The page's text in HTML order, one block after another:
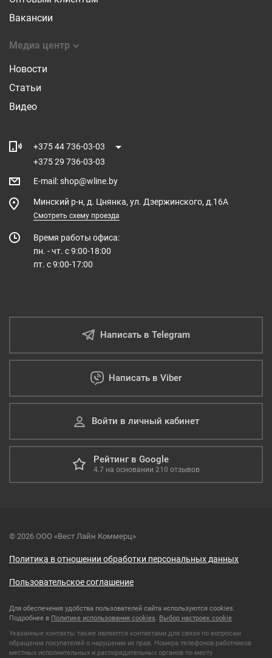
Вакансии
Медиа центр
Новости
Статьи
Видео
+375 44 736-03-03
+375 29 736-03-03
E-mail :shop@wline.by
Минский р-н, д. Цнянка, ул. Дзержинского, д.16А
Смотреть схему проезда
Время работы офиса:
пн. - чт. с 9:00-18:00
пт. с 9:00-17:00
Написать в Telegram
Написать в Viber
Войти в личный кабинет
Рейтинг в Google
4.7 на основании 210 отзывов
© 2026 ООО «Вест Лайн Коммерц»
Политика в отношении обработки персональных данных
Пользовательское соглашение
Для обеспечения удобства пользователей сайта используются cookies.
Подробнее в Политике использования cookies. Выбор настроек cookie
Указанные контакты также являются контактами для связи по вопросам
обращения покупателей о нарушении их прав. Номера телефонов работников
местных исполнительных и распорядительных органов по месту